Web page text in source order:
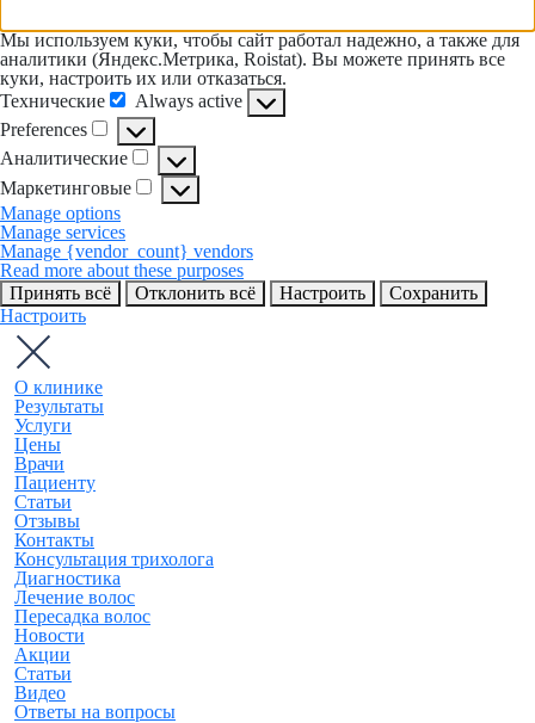
Мы используем куки, чтобы сайт работал надежно, а также для
аналитики (Яндекс.Метрика, Roistat). Вы можете принять все
куки, настроить их или отказаться.
Технические
Технические
Always active
Preferences
Preferences
Аналитические
Аналитические
Маркетинговые
Маркетинговые
Manage options
Manage services
Manage {vendor_count} vendors
Read more about these purposes
Принять всё
Отклонить всё Настроить
Сохранить
Настроить
О клинике
Результаты
Услуги
Цены
Врачи
Пациенту
Статьи
Отзывы
Контакты
Консультация трихолога
Диагностика
Лечение волос
Пересадка волос
Новости
Акции
Статьи
Видео
Ответы на вопросы